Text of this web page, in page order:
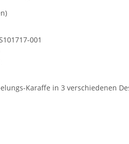
001
Karaffe in 3 verschiedenen